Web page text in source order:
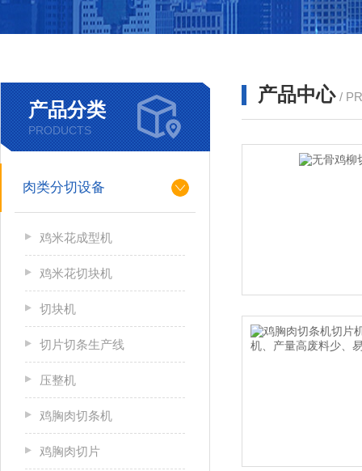
产品分类
PRODUCTS
肉类分切设备
鸡米花成型机
鸡米花切块机
切块机
切片切条生产线
压整机
鸡胸肉切条机
鸡胸肉切片
产品中心 /